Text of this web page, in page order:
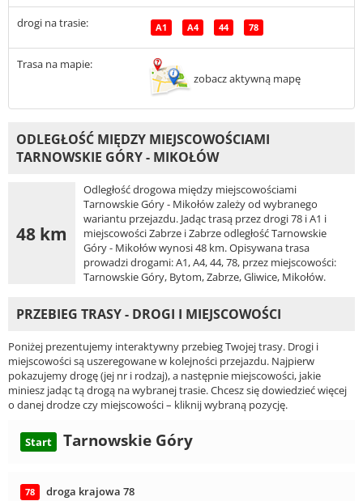
drogi na trasie: A1 A4 44 78
Trasa na mapie:
zobacz aktywną mapę
ODLEGŁOŚĆ MIĘDZY MIEJSCOWOŚCIAMI
TARNOWSKIE GÓRY - MIKOŁÓW
48 km
Odległość drogowa między miejscowościami
Tarnowskie Góry - Mikołów zależy od wybranego
wariantu przejazdu. Jadąc trasą przez drogi 78 i A1 i
miejscowości Zabrze i Zabrze odległość Tarnowskie
Góry - Mikołów wynosi 48 km. Opisywana trasa
prowadzi drogami: A1, A4, 44, 78, przez miejscowości:
Tarnowskie Góry, Bytom, Zabrze, Gliwice, Mikołów.
PRZEBIEG TRASY - DROGI I MIEJSCOWOŚCI
Poniżej prezentujemy interaktywny przebieg Twojej trasy. Drogi i
miejscowości są uszeregowane w kolejności przejazdu. Najpierw
pokazujemy drogę (jej nr i rodzaj), a następnie miejscowości, jakie
miniesz jadąc tą drogą na wybranej trasie. Chcesz się dowiedzieć więcej
o danej drodze czy miejscowości – kliknij wybraną pozycję.
Start Tarnowskie Góry
78
droga krajowa 78